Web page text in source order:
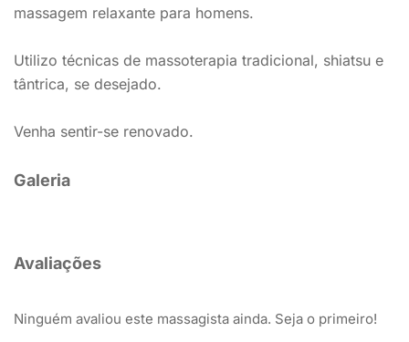
massagem relaxante para homens.
Utilizo técnicas de massoterapia tradicional, shiatsu e
tântrica, se desejado.
Venha sentir-se renovado.
Galeria
Avaliações
Ninguém avaliou este massagista ainda. Seja o primeiro!